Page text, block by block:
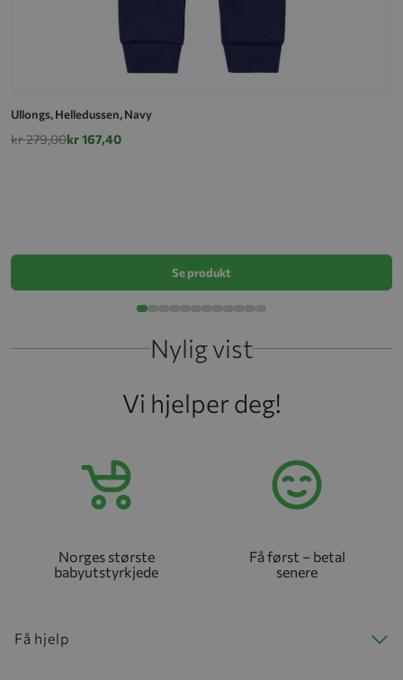
Ullongs, Helledussen, Navy
kr 279,00kr 167,40
Se produkt
Nylig vist
Vi hjelper deg!
Norges største
babyutstyrkjede
Få først – betal
senere
Få hjelp